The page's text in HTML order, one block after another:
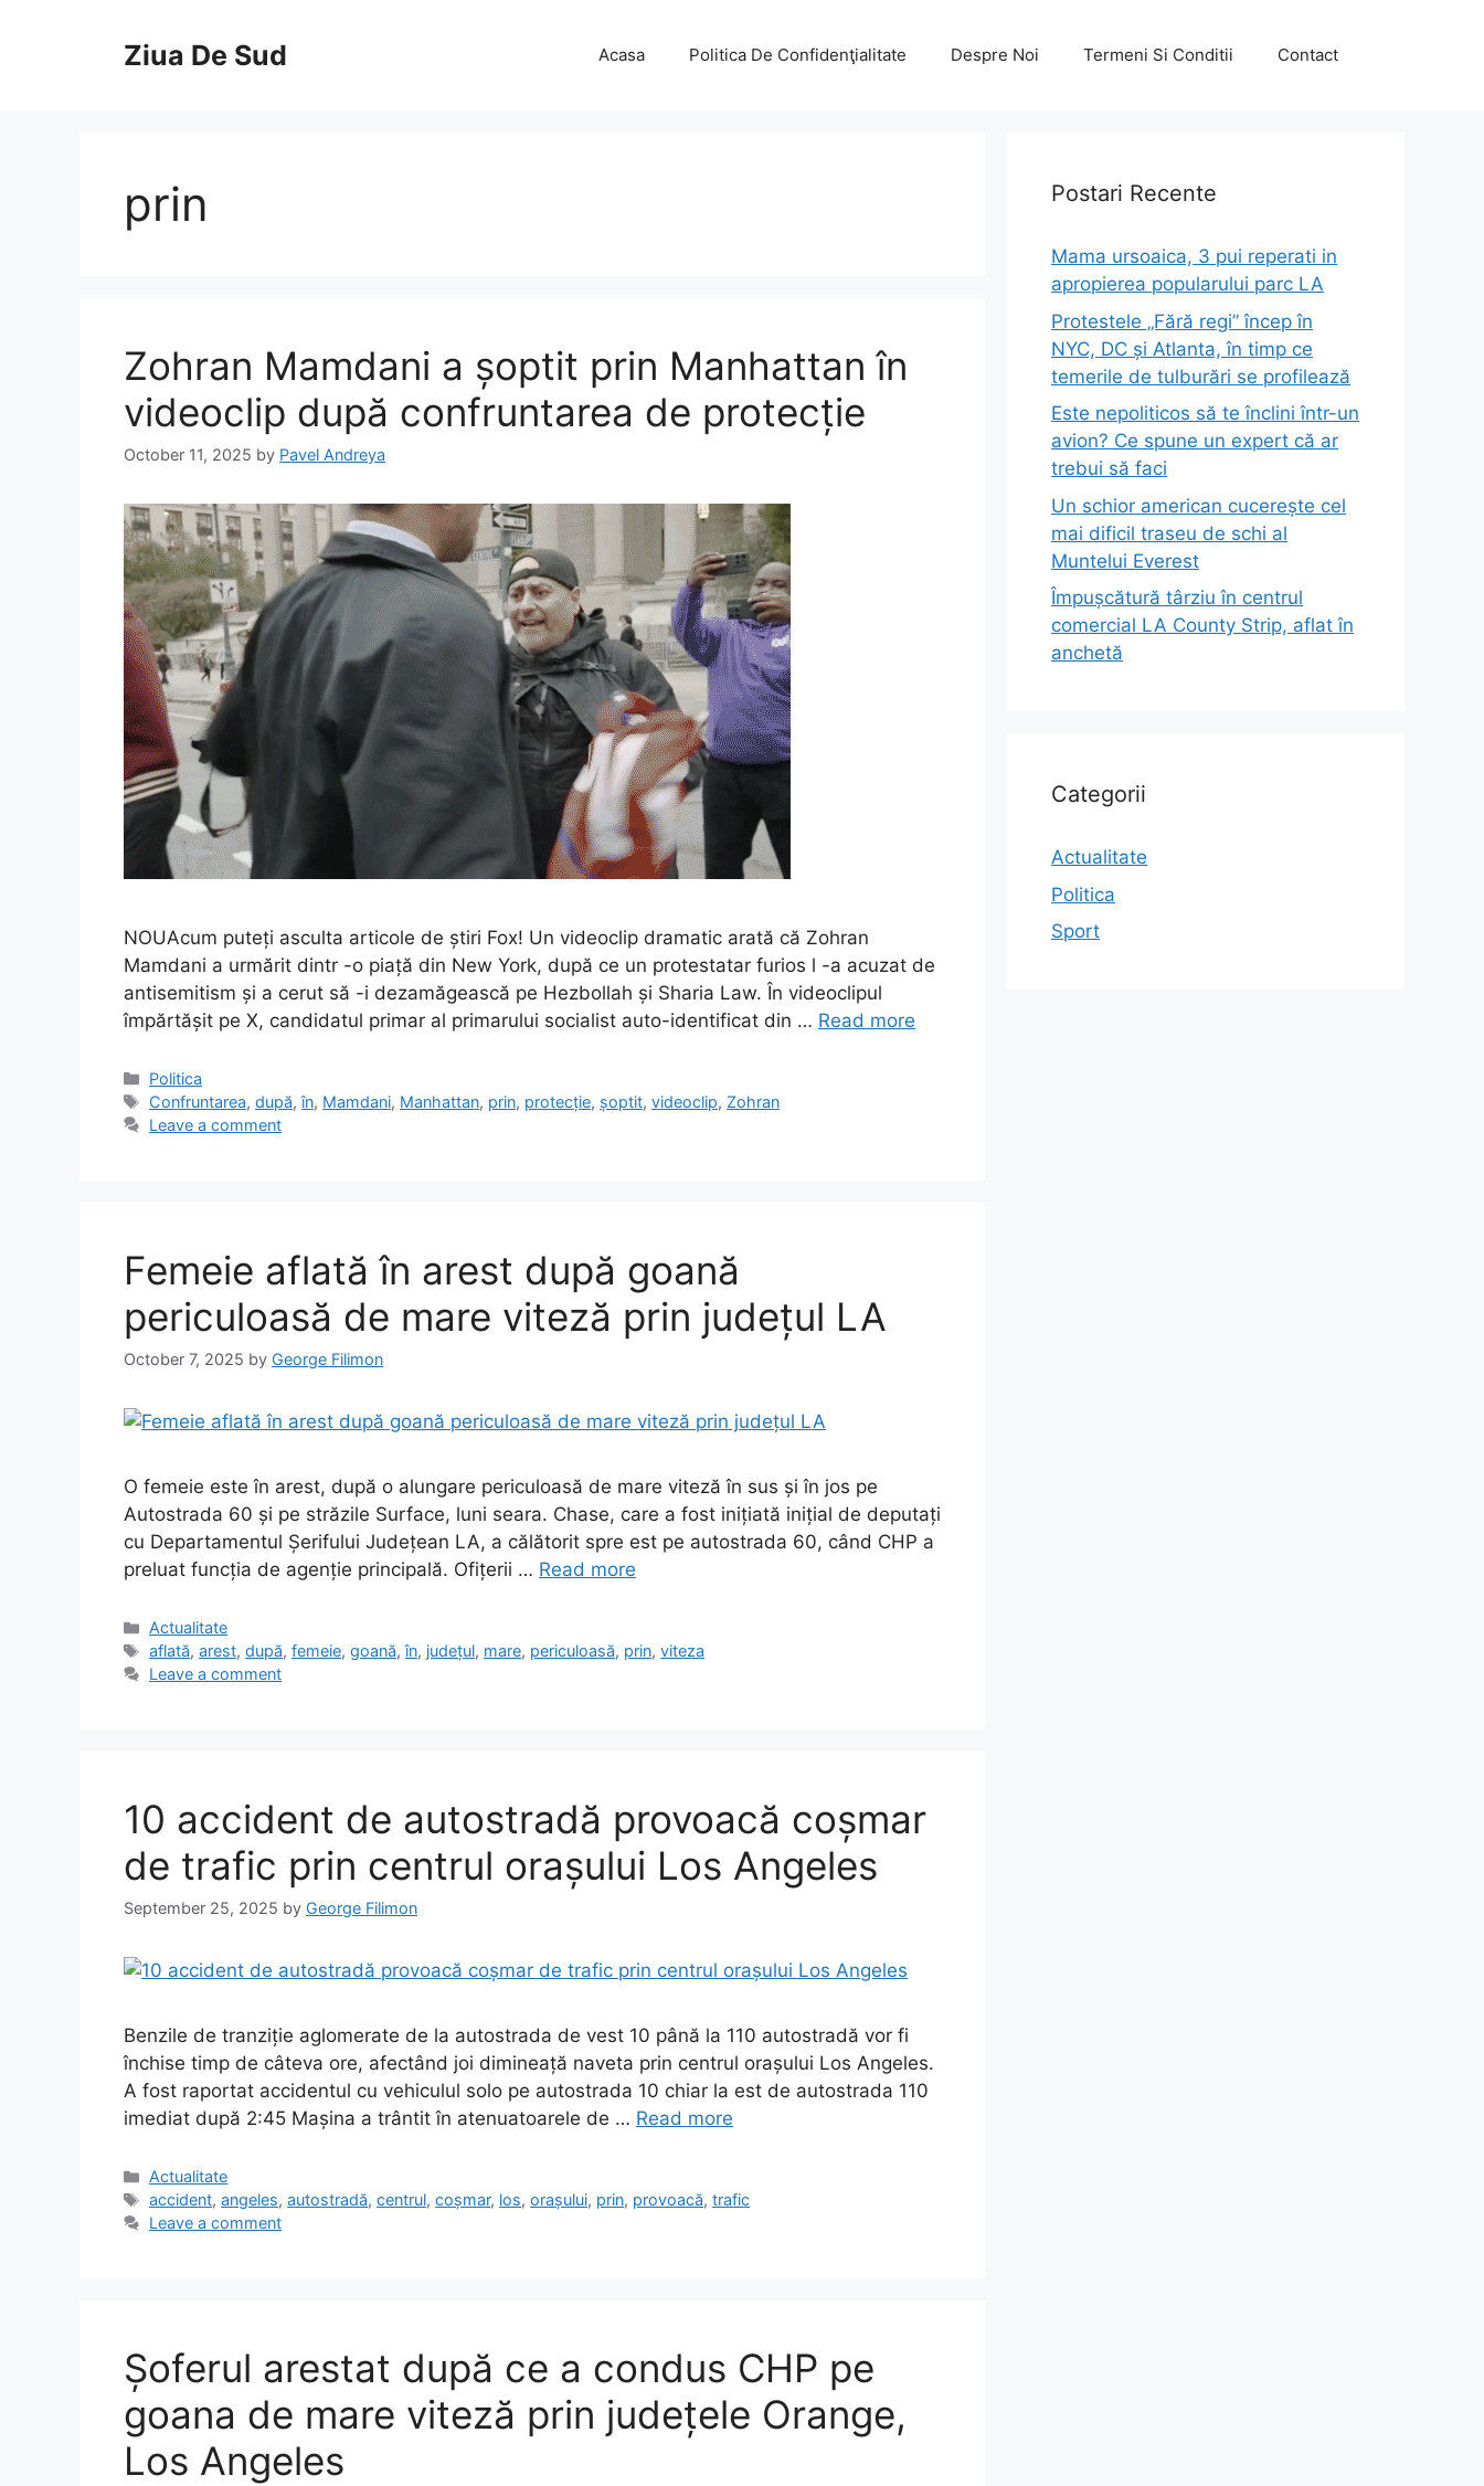
Ziua De Sud Acasa Politica De Confidenţialitate Despre Noi Termeni Si Conditii Contact
prin
Zohran Mamdani a șoptit prin Manhattan în
videoclip după confruntarea de protecție
October 11, 2025 by Pavel Andreya
NOUAcum puteți asculta articole de știri Fox! Un videoclip dramatic arată că Zohran
Mamdani a urmărit dintr -o piață din New York, după ce un protestatar furios l -a acuzat de
antisemitism și a cerut să -i dezamăgească pe Hezbollah și Sharia Law. În videoclipul
împărtășit pe X, candidatul primar al primarului socialist auto-identificat din … Read more
Categories
Politica
Tags
Confruntarea,după,în, Mamdani, Manhattan, prin, protecție, șoptit,videoclip, Zohran
Leave a comment
Femeie aflată în arest după goană
periculoasă de mare viteză prin județul LA
October 7, 2025 by George Filimon
O femeie este în arest, după o alungare periculoasă de mare viteză în sus și în jos pe
Autostrada 60 și pe străzile Surface, luni seara. Chase, care a fost inițiată inițial de deputați
cu Departamentul Șerifului Județean LA, a călătorit spre est pe autostrada 60, când CHP a
preluat funcția de agenție principală. Ofițerii … Read more
Categories
Actualitate
Tags
aflată,arest,după,femeie,goană,în, județul, mare, periculoasă, prin,viteza
Leave a comment
10 accident de autostradă provoacă coșmar
de trafic prin centrul orașului Los Angeles
September 25, 2025 by George Filimon
Benzile de tranziție aglomerate de la autostrada de vest 10 până la 110 autostradă vor fi
închise timp de câteva ore, afectând joi dimineață naveta prin centrul orașului Los Angeles.
A fost raportat accidentul cu vehiculul solo pe autostrada 10 chiar la est de autostrada 110
imediat după 2:45 Mașina a trântit în atenuatoarele de … Read more
Categories
Actualitate
Tags
accident,angeles,autostradă,centrul,coșmar, los,orașului, prin, provoacă,trafic
Leave a comment
Șoferul arestat după ce a condus CHP pe
goana de mare viteză prin județele Orange,
Los Angeles
Postari Recente
Mama ursoaica, 3 pui reperati in
apropierea popularului parc LA
Protestele „Fără regi” încep în
NYC, DC și Atlanta, în timp ce
temerile de tulburări se profilează
Este nepoliticos să te înclini într-un
avion? Ce spune un expert că ar
trebui să faci
Un schior american cucerește cel
mai dificil traseu de schi al
Muntelui Everest
Împușcătură târziu în centrul
comercial LA County Strip, aflat în
anchetă
Categorii
Actualitate
Politica
Sport